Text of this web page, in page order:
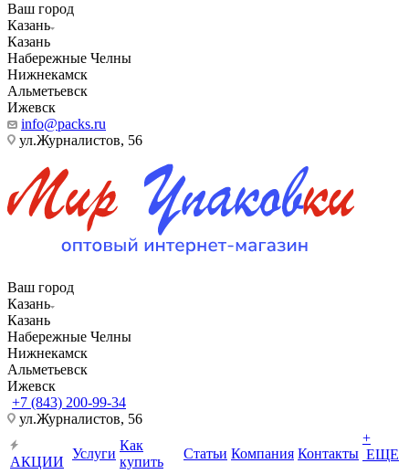
Ваш город
Казань
Казань
Набережные Челны
Нижнекамск
Альметьевск
Ижевск
info@packs.ru
ул.Журналистов, 56
Ваш город
Казань
Казань
Набережные Челны
Нижнекамск
Альметьевск
Ижевск
+7 (843) 200-99-34
ул.Журналистов, 56
АКЦИИ
Услуги
Как
купить
Статьи Компания Контакты
+
ЕЩЕ